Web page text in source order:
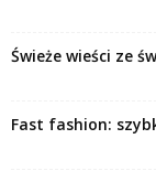
Świeże wieści ze
Fast fashion: